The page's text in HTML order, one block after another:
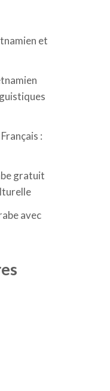
et
:
gratuit
avec